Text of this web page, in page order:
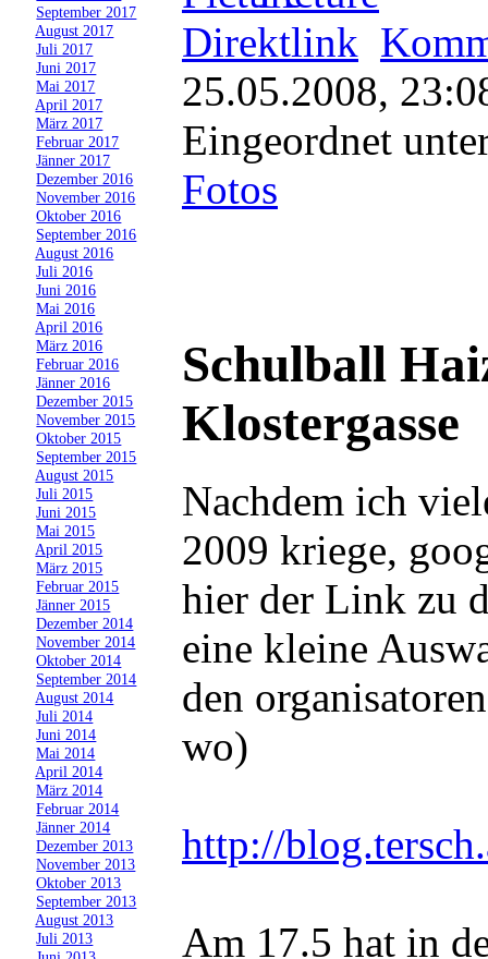
September 2017
August 2017
»Juli 2017
»Juni 2017
»Mai 2017
April 2017
»März 2017
»Februar 2017
»Jänner 2017
»Dezember 2016
»November 2016
»Oktober 2016
September 2016
August 2016
»Juli 2016
»Juni 2016
»Mai 2016
April 2016
»März 2016
»Februar 2016
»Jänner 2016
»Dezember 2015
»November 2015
»Oktober 2015
September 2015
August 2015
»Juli 2015
»Juni 2015
»Mai 2015
April 2015
»März 2015
»Februar 2015
»Jänner 2015
»Dezember 2014
»November 2014
»Oktober 2014
September 2014
August 2014
»Juli 2014
»Juni 2014
»Mai 2014
April 2014
»März 2014
»Februar 2014
»Jänner 2014
»Dezember 2013
»November 2013
»Oktober 2013
September 2013
August 2013
»Juli 2013
Direktlink
25.05.2008,
Eingeordnet
Fotos
Schulball
Klostergasse
Nachdem ich
2009 kriege,
hier der Link zu
eine kleine
den
wo)
http://
Am 17.5 hat in